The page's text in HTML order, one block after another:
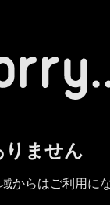
りません
からはご利用に